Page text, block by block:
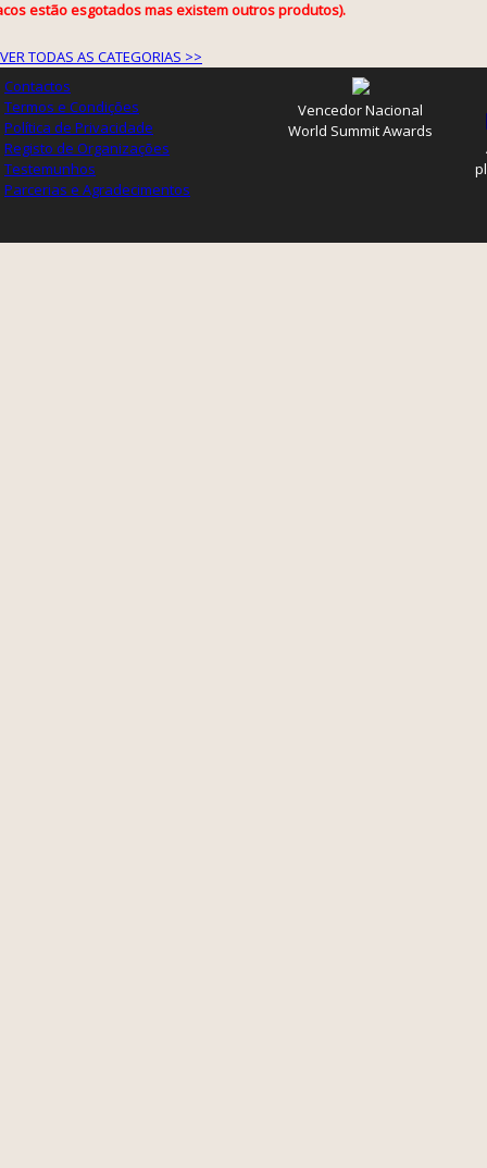
estão esgotados mas existem outros produtos).
VER TODAS AS CATEGORIAS >>
Contactos
Termos e Condições
Política de Privacidade
Registo de Organizações
Testemunhos
Parcerias e Agradecimentos
Vencedor Nacional
World Summit Awards